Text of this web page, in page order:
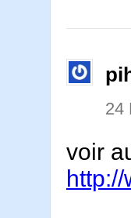
24
voir